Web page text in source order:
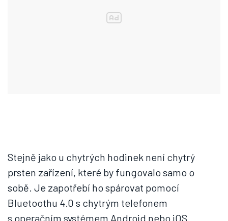
Stejně jako u chytrých hodinek není chytrý
prsten zařízení, které by fungovalo samo o
sobě. Je zapotřebí ho spárovat pomocí
Bluetoothu 4.0 s chytrým telefonem
s operačním systémem Android nebo iOS.